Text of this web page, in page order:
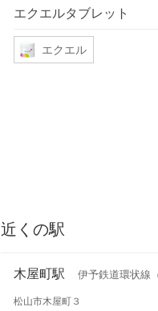
エクエルタブレット
エクエル
近くの駅
木屋町駅 伊予鉄道環状線
松山市木屋町３